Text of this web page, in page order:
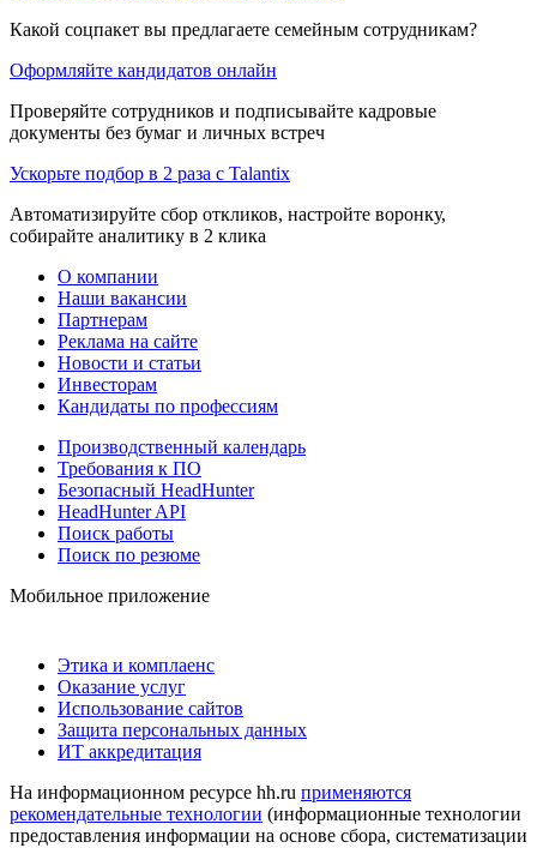
Какой соцпакет вы предлагаете семейным сотрудникам?
Оформляйте кандидатов онлайн
Проверяйте сотрудников и подписывайте кадровые
документы без бумаг и личных встреч
Ускорьте подбор в 2 раза с Talantix
Автоматизируйте сбор откликов, настройте воронку,
собирайте аналитику в 2 клика
О компании
Наши вакансии
Партнерам
Реклама на сайте
Новости и статьи
Инвесторам
Кандидаты по профессиям
Производственный календарь
Требования к ПО
Безопасный HeadHunter
HeadHunter API
Поиск работы
Поиск по резюме
Мобильное приложение
Этика и комплаенс
Оказание услуг
Использование сайтов
Защита персональных данных
ИТ аккредитация
На информационном ресурсе hh.ru применяются
рекомендательные технологии (информационные технологии
предоставления информации на основе сбора, систематизации